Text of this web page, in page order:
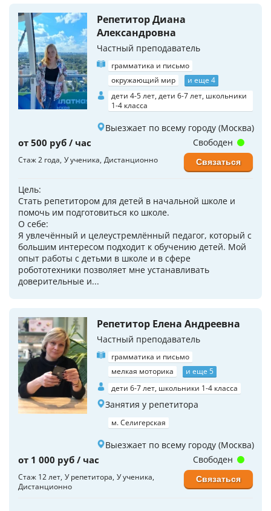
Репетитор Диана
Александровна
Частный преподаватель
грамматика и письмо
окружающий мир
и еще 4
дети 4-5 лет, дети 6-7 лет, школьники
1-4 класса
Выезжает по всему городу (Москва)
от 500 руб / час
Стаж 2 года У ученика Дистанционно
Цель:
Стать репетитором для детей в начальной школе и
помочь им подготовиться ко школе.
О себе:
Я увлечённый и целеустремлённый педагог, который с
большим интересом подходит к обучению детей. Мой
опыт работы с детьми в школе и в сфере
робототехники позволяет мне устанавливать
доверительные и...
Свободен
Связаться
Репетитор Елена Андреевна
Частный преподаватель
грамматика и письмо
мелкая моторика
и еще 5
дети 6-7 лет, школьники 1-4 класса
Занятия у репетитора
м. Селигерская
Выезжает по всему городу (Москва)
от 1 000 руб / час
Стаж 12 лет У репетитора У ученика
Дистанционно
Свободен
Связаться